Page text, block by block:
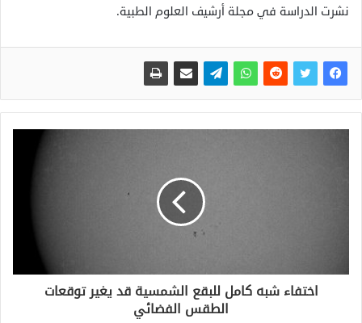
نشرت الدراسة في مجلة أرشيف العلوم الطبية.
اختفاء شبه كامل للبقع الشمسية قد يغير توقعات
الطقس الفضائي